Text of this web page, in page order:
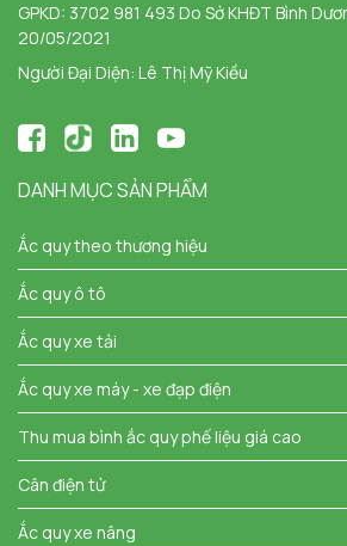
GPKD: 3702 981 493 Do Sở KHĐT Bình
20/05/2021
Người Đại Diện: Lê Thị Mỹ Kiều
DANH MỤC SẢN PHẨM
Ắc quy theo thương hiệu
Ắc quy ô tô
Ắc quy xe tải
Ắc quy xe máy - xe đạp điện
Thu mua bình ắc quy phế liệu giá cao
Cân điện tử
Ắc quy xe nâng